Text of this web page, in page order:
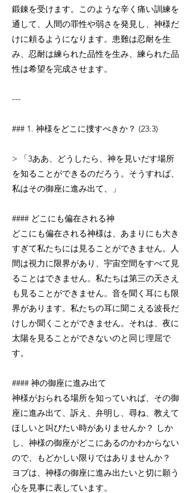
鍛錬を受けます。このような辛く痛い訓練を
通して、人間の罪性や弱さを発見し、神様だ
けに頼るようになります。患難は忍耐を生
み、忍耐は練られた品性を生み、練られた品
性は希望を完成させます。
---
### 1. 神様をどこに捜すべきか？ (23:3)
> 「3ああ、どうしたら、神を見いだす場所
を知ることができるのだろう。そうすれば、
私はその御座に進み出て、」
#### どこにも偏在される神
どこにも偏在される神様は、あまりにも大き
すぎて私たちには見ることができません。人
間は視力に限界があり、宇宙空間をすべて見
ることはできません。私たちは第三の天さえ
も見ることができません。音を聞く耳にも限
界があります。私たちの耳に聞こえる波長だ
けしか聞くことができません。それは、夜に
太陽を見ることができないのと同じ理屈で
す。
#### 神の御座に進み出て
神様がおられる場所を知っていれば、その御
座に進み出て、訴え、弁明し、尋ね、教えて
ほしいと叫びたい時がありませんか？ しか
し、神様の御座がどこにあるのかわからない
ので、もどかしい限りではありませんか？
ヨブは、神様の御座に進み出たいと切に願う
心を見事に表しています。